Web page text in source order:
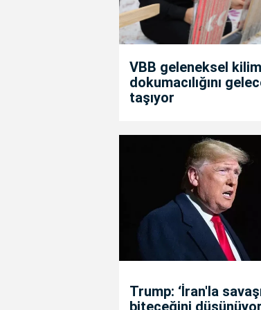
VBB geleneksel kilim
dokumacılığını
taşıyor
Trump: ‘İran'la
biteceğini